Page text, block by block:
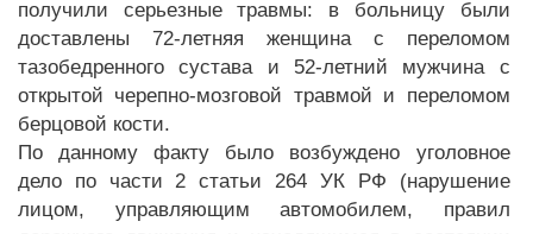
получили серьезные травмы: в больницу были
доставлены 72-летняя женщина с переломом
тазобедренного сустава и 52-летний мужчина с
открытой черепно-мозговой травмой и переломом
берцовой кости.
По данному факту было возбуждено уголовное
дело по части 2 статьи 264 УК РФ (нарушение
лицом, управляющим автомобилем, правил